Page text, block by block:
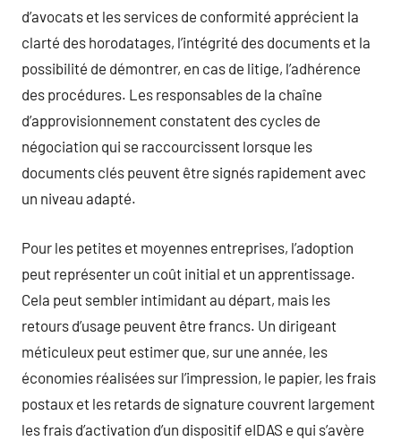
d’avocats et les services de conformité apprécient la
clarté des horodatages, l’intégrité des documents et la
possibilité de démontrer, en cas de litige, l’adhérence
des procédures. Les responsables de la chaîne
d’approvisionnement constatent des cycles de
négociation qui se raccourcissent lorsque les
documents clés peuvent être signés rapidement avec
un niveau adapté.
Pour les petites et moyennes entreprises, l’adoption
peut représenter un coût initial et un apprentissage.
Cela peut sembler intimidant au départ, mais les
retours d’usage peuvent être francs. Un dirigeant
méticuleux peut estimer que, sur une année, les
économies réalisées sur l’impression, le papier, les frais
postaux et les retards de signature couvrent largement
les frais d’activation d’un dispositif eIDAS e qui s’avère